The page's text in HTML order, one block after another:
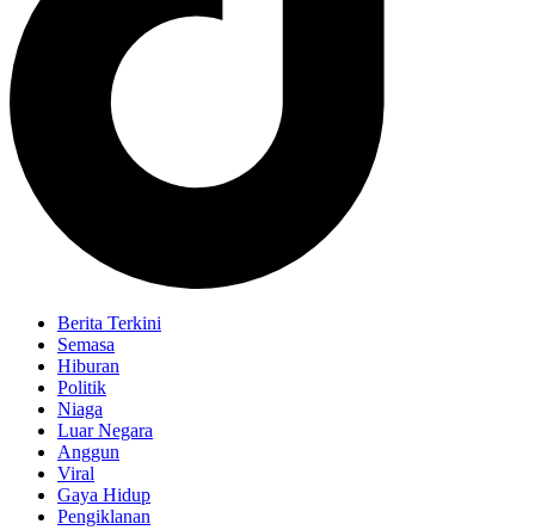
Berita Terkini
Semasa
Hiburan
Politik
Niaga
Luar Negara
Anggun
Viral
Gaya Hidup
Pengiklanan